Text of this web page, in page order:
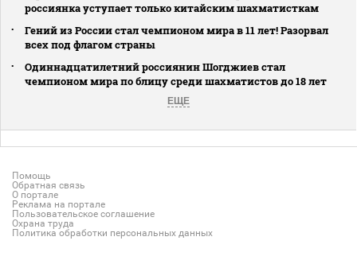
россиянка уступает только китайским шахматисткам
Гений из России стал чемпионом мира в 11 лет! Разорвал
всех под флагом страны
Одиннадцатилетний россиянин Шогджиев стал
чемпионом мира по блицу среди шахматистов до 18 лет
ЕЩЕ
Помощь
Обратная связь
О портале
Реклама на портале
Пользовательское соглашение
Охрана труда
Политика обработки персональных данных